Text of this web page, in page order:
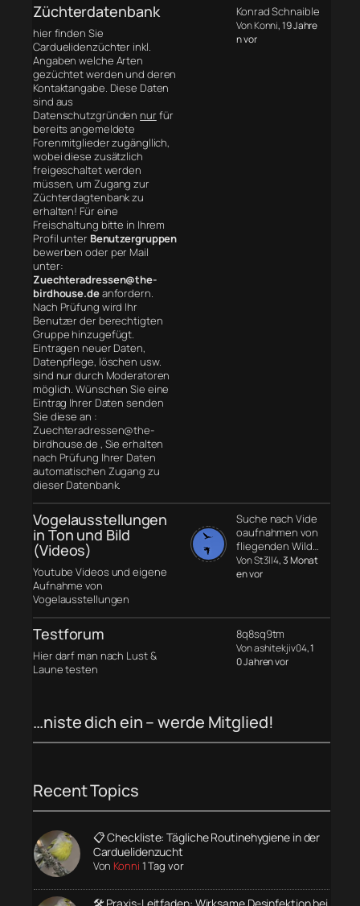
Züchterdatenbank
hier finden Sie
Carduelidenzüchter inkl.
Angaben welche Arten
gezüchtet werden und deren
Kontaktangabe. Diese Daten
sind aus
Datenschutzgründen nurfür
bereits angemeldete
Forenmitglieder zugängllich,
wobei diese zusätzlich
freigeschaltet werden
müssen, um Zugang zur
Züchterdagtenbank zu
erhalten! Für eine
Freischaltung bitte in Ihrem
Profil unter Benutzergruppen
bewerben oder per Mail
unter:
Zuechteradressen@the-
birdhouse.deanfordern.
Nach Prüfung wird Ihr
Benutzer der berechtigten
Gruppe hinzugefügt.
Eintragen neuer Daten,
Datenpflege, löschen usw.
sind nur durch Moderatoren
möglich. Wünschen Sie eine
Eintrag Ihrer Daten senden
Sie diese an :
Zuechteradressen@the-
birdhouse.de , Sie erhalten
nach Prüfung Ihrer Daten
automatischen Zugang zu
dieser Datenbank.
Konrad Schnaible
Von Konni, 19 Jahre
n vor
Vogelausstellungen
in Ton und Bild
(Videos)
Youtube Videos und eigene
Aufnahme von
Vogelausstellungen
Suche nach Vide
oaufnahmen von
fliegenden Wild…
Von St3ll4, 3 Monat
en vor
Testforum
Hier darf man nach Lust &
Laune testen
8q8sq9tm
Von ashitekjiv04, 1
0 Jahren vor
…niste dich ein – werde Mitglied!
Recent Topics
📋 Checkliste: Tägliche Routinehygiene in der
Carduelidenzucht
Von Konni 1 Tag vor